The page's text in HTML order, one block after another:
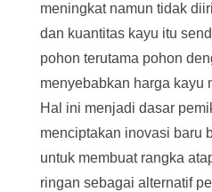
meningkat namun tidak
dan kuantitas kayu itu
pohon terutama pohon
menyebabkan harga kayu
Hal ini menjadi dasar
menciptakan inovasi baru
untuk membuat rangka
ringan sebagai alternatif